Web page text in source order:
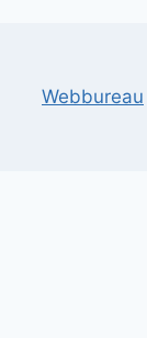
Webbureau